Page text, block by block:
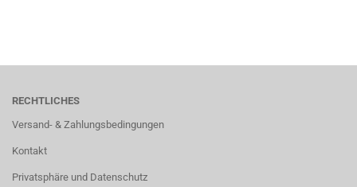
RECHTLICHES
Versand- & Zahlungsbedingungen
Kontakt
Privatsphäre und Datenschutz